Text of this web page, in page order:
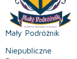
Mały Podróżnik
Niepubliczne